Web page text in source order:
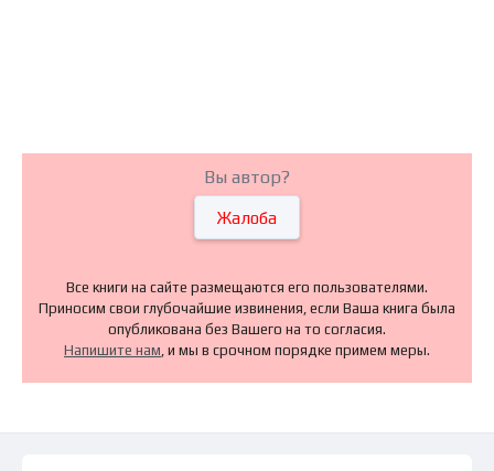
Вы автор?
Жалоба
Все книги на сайте размещаются его пользователями.
Приносим свои глубочайшие извинения, если Ваша книга была
опубликована без Вашего на то согласия.
Напишите нам , и мы в срочном порядке примем меры.